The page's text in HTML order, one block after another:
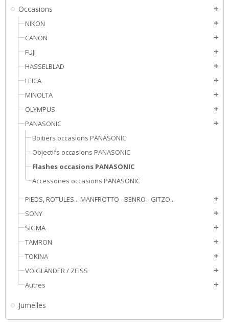
Occasions add
NIKON add
CANON add
FUJI add
HASSELBLAD add
LEICA add
MINOLTA add
OLYMPUS add
PANASONIC add
Boitiers occasions PANASONIC
Objectifs occasions PANASONIC
Flashes occasions PANASONIC
Accessoires occasions PANASONIC
PIEDS, ROTULES... MANFROTTO - BENRO - GITZO...
add
SONY add
SIGMA add
TAMRON add
TOKINA add
VOIGLÄNDER / ZEISS add
Autres add
Jumelles